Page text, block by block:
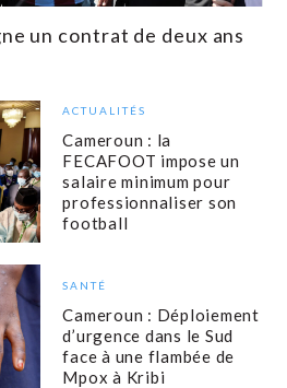
un contrat de deux ans
ACTUALITÉS
Cameroun : la
FECAFOOT impose un
salaire minimum pour
professionnaliser son
football
SANTÉ
Cameroun : Déploiement
d’urgence dans le Sud
face à une flambée de
Mpox à Kribi